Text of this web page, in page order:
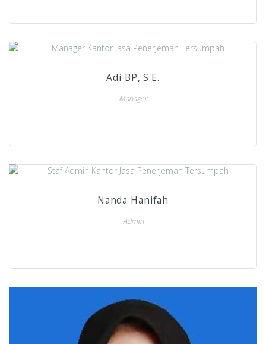
Adi BP, S.E.
Manager
Nanda Hanifah
Admin